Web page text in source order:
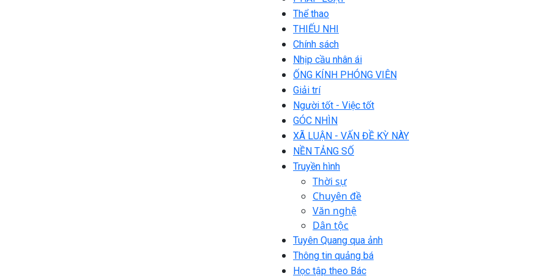
Thể thao
THIẾU NHI
Chính sách
Nhịp cầu nhân ái
ỐNG KÍNH PHÓNG VIÊN
Giải trí
Người tốt - Việc tốt
GÓC NHÌN
XÃ LUẬN - VẤN ĐỀ KỲ NÀY
NỀN TẢNG SỐ
Truyền hình
Thời sự
Chuyên đề
Văn nghệ
Dân tộc
Tuyên Quang qua ảnh
Thông tin quảng bá
Học tập theo Bác